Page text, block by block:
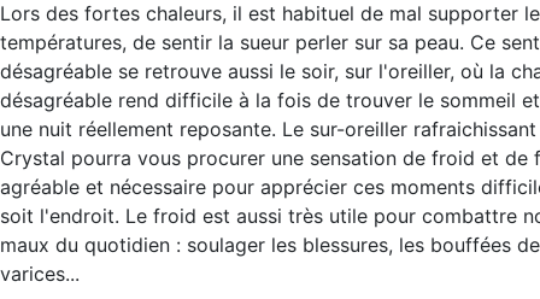
Lors des fortes chaleurs, il est habituel de mal supporter
températures, de sentir la sueur perler sur sa peau. Ce
désagréable se retrouve aussi le soir, sur l'oreiller, où la
désagréable rend difficile à la fois de trouver le sommeil
une nuit réellement reposante. Le sur-oreiller
Crystal pourra vous procurer une sensation de froid et de
agréable et nécessaire pour apprécier ces moments
soit l'endroit. Le froid est aussi très utile pour combattre
maux du quotidien : soulager les blessures, les bouffées
varices...